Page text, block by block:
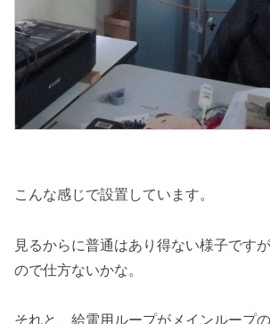
こんな感じで設置しています。
見るからに普通はあり得ない様子です
ので仕方ないかな。
それと、給電用ループがメインループ